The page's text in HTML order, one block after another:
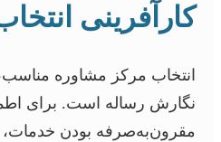
کارآفرینی
انتخاب مرکز مشاوره
نگارش رساله است. برای
مقرون‌به‌صرفه بودن خدمات،